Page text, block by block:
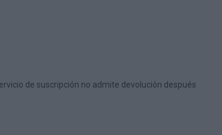
de suscripción no admite devolución después